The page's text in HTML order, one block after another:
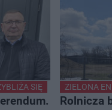
SIĘ ZIELONA
Rolnicza